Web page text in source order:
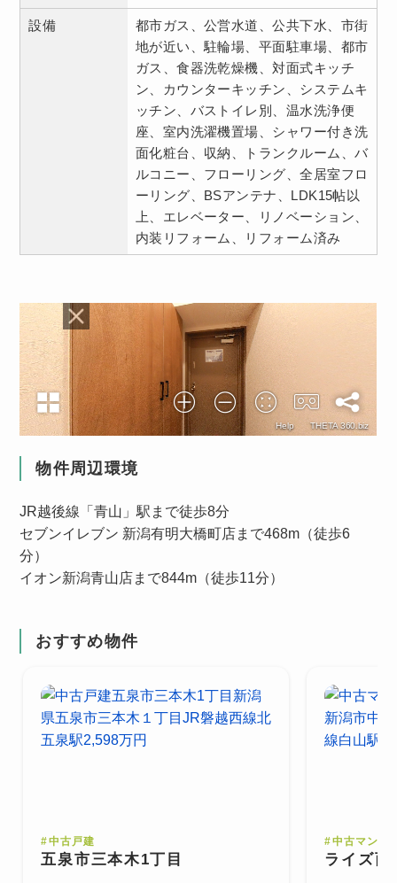
設備
都市ガス、公営水道、公共下水、市街
地が近い、駐輪場、平面駐車場、都市
ガス、食器洗乾燥機、対面式キッチ
ン、カウンターキッチン、システムキ
ッチン、バストイレ別、温水洗浄便
座、室内洗濯機置場、シャワー付き洗
面化粧台、収納、トランクルーム、バ
ルコニー、フローリング、全居室フロ
ーリング、BSアンテナ、LDK15帖以
上、エレベーター、リノベーション、
内装リフォーム、リフォーム済み
物件周辺環境
JR越後線「青山」駅まで徒歩8分
セブンイレブン 新潟有明大橋町店まで468m（徒歩6
分）
イオン新潟青山店まで844m（徒歩11分）
おすすめ物件
#中古戸建
五泉市三本木1丁目
#中古マンシ
ライズ西